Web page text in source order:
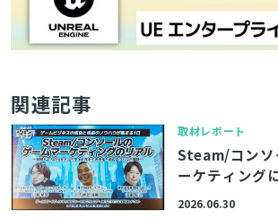
関連記事
取材レポート
Steam/コンソ
ーケティング
な手法や海外
2026.06.30